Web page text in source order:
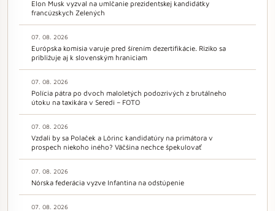
Elon Musk vyzval na umlčanie prezidentskej kandidátky
francúzskych Zelených
07. 08. 2026
Európska komisia varuje pred šírením dezertifikácie. Riziko sa
približuje aj k slovenským hraniciam
07. 08. 2026
Polícia pátra po dvoch maloletých podozrivých z brutálneho
útoku na taxikára v Seredi – FOTO
07. 08. 2026
Vzdali by sa Polaček a Lörinc kandidatúry na primátora v
prospech niekoho iného? Väčšina nechce špekulovať
07. 08. 2026
Nórska federácia vyzve Infantina na odstúpenie
07. 08. 2026